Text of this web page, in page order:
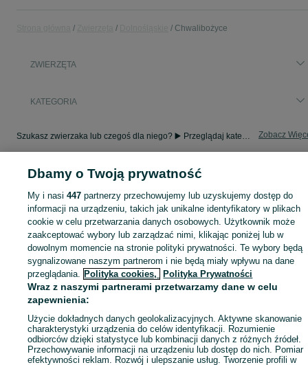
Chwalibożyce
ZWIERZĘTA
KATEGORIA
Szukasz zwierzaka lub czegoś dla niego? ▶️ Przeglądaj kategorię Zwierzęta na OLX Chwalibożyce i znajdź to, czego potrzebujesz w atrakcyjnych cenach! Zobacz
Mapa kategorii
Mapa miejscowości
Mapa ministron
Popularne wyszukiwania
Dbamy o Twoją prywatność
My i nasi447 partnerzy przechowujemy lub uzyskujemy dostęp do
informacji na urządzeniu, takich jak unikalne identyfikatory w plikach
cookie w celu przetwarzania danych osobowych. Użytkownik może
zaakceptować wybory lub zarządzać nimi, klikając poniżej lub w
dowolnym momencie na stronie polityki prywatności. Te wybory będą
sygnalizowane naszym partnerom i nie będą miały wpływu na dane
przeglądania. Polityka cookies, Polityka Prywatności
Wraz z naszymi partnerami przetwarzamy dane w celu
zapewnienia:
Użycie dokładnych danych geolokalizacyjnych. Aktywne skanowanie
charakterystyki urządzenia do celów identyfikacji. Rozumienie
odbiorców dzięki statystyce lub kombinacji danych z różnych źródeł.
Przechowywanie informacji na urządzeniu lub dostęp do nich. Pomiar
efektywności reklam. Rozwój i ulepszanie usług. Tworzenie profili w